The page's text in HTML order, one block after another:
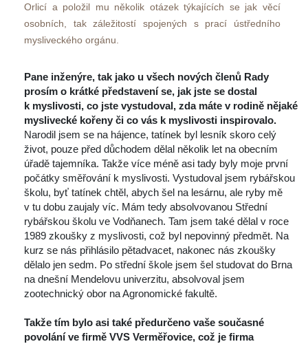
Orlicí a položil mu několik otázek týkajících se jak věcí
osobních, tak záležitostí spojených s prací ústředního
mysliveckého orgánu.
Pane inženýre, tak jako u všech nových členů Rady
prosím o krátké představení se, jak jste se dostal
k myslivosti, co jste vystudoval, zda máte v rodině nějaké
myslivecké kořeny či co vás k myslivosti inspirovalo.
Narodil jsem se na hájence, tatínek byl lesník skoro celý
život, pouze před důchodem dělal několik let na obecním
úřadě tajemníka. Takže více méně asi tady byly moje první
počátky směřování k myslivosti. Vystudoval jsem rybářskou
školu, byť tatínek chtěl, abych šel na lesárnu, ale ryby mě
v tu dobu zaujaly víc. Mám tedy absolvovanou Střední
rybářskou školu ve Vodňanech. Tam jsem také dělal v roce
1989 zkoušky z myslivosti, což byl nepovinný předmět. Na
kurz se nás přihlásilo pětadvacet, nakonec nás zkoušky
dělalo jen sedm. Po střední škole jsem šel studovat do Brna
na dnešní Mendelovu univerzitu, absolvoval jsem
zootechnický obor na Agronomické fakultě.
Takže tím bylo asi také předurčeno vaše současné
povolání ve firmě VVS Verměřovice, což je firma